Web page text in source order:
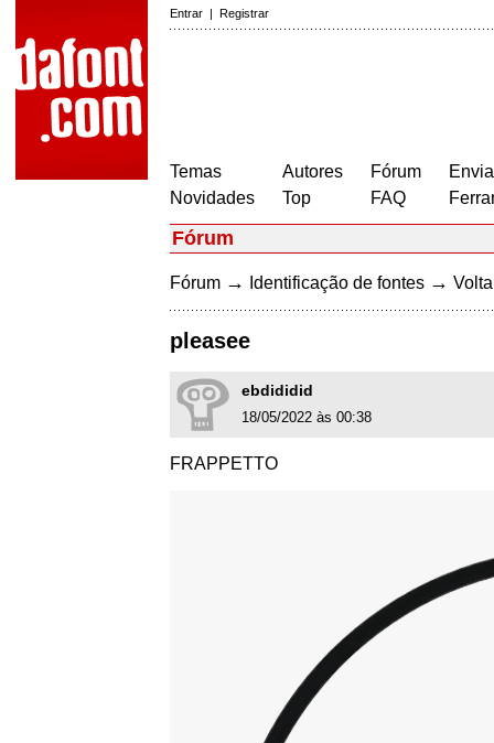
Entrar | Registrar
Temas
Novidades
Autores
Top
Fórum
FAQ
Fórum
Fórum → Identificação de fontes →
pleasee
ebdididid
18/05/2022 às 00:38
FRAPPETTO